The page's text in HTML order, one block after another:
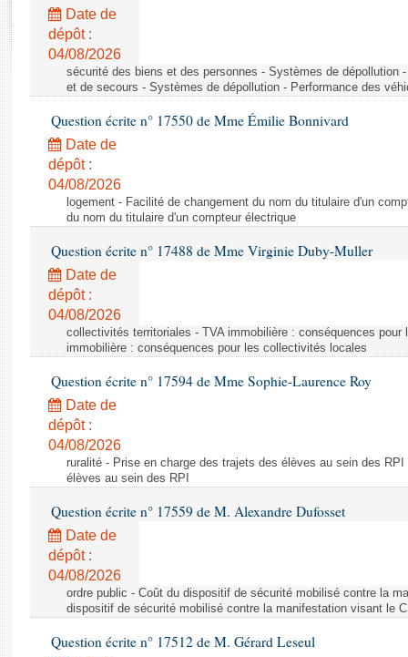
Rapports législatifs
Rapports sur l'application des lois
Baromètre de l’application des lois
Dossiers législatifs
Budget et sécurité sociale
Questions écrites et orales
Comptes rendus des débats
Date de
dépôt :
04/08/2026
sécurité des biens et des personnes - Systèmes de dépollution
et de secours - Systèmes de dépollution - Performance des
Question écrite n° 17550 de Mme Émilie Bonnivard
Date de
dépôt :
04/08/2026
logement - Facilité de changement du nom du titulaire d'un
du nom du titulaire d'un compteur électrique
Question écrite n° 17488 de Mme Virginie Duby-Muller
Date de
dépôt :
04/08/2026
collectivités territoriales - TVA immobilière : conséquences
immobilière : conséquences pour les collectivités locales
Question écrite n° 17594 de Mme Sophie-Laurence Roy
Date de
dépôt :
04/08/2026
ruralité - Prise en charge des trajets des élèves au sein des
élèves au sein des RPI
Question écrite n° 17559 de M. Alexandre Dufosset
Date de
dépôt :
04/08/2026
ordre public - Coût du dispositif de sécurité mobilisé contre la
dispositif de sécurité mobilisé contre la manifestation visant le
Question écrite n° 17512 de M. Gérard Leseul